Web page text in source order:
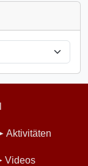
Aktivitäten
Videos